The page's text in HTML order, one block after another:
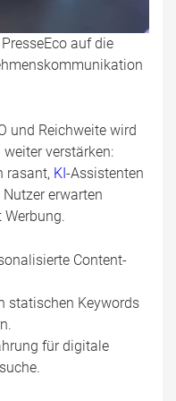
auf die
und Reichweite wird
verstärken:
rasant, KI-Assistenten
erwarten
Content-
statischen Keywords
für digitale